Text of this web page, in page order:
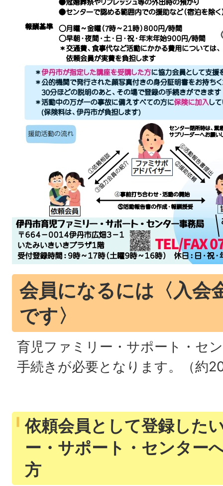
会員になるには〈入会
です〉
育児ファミリー・サポート・セ
手続きが必要となります。（約
依頼会員として登録した
ー・サポート・センター
方